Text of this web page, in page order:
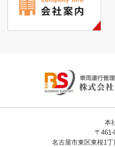
本
〒461-
名古屋市東区東桜1